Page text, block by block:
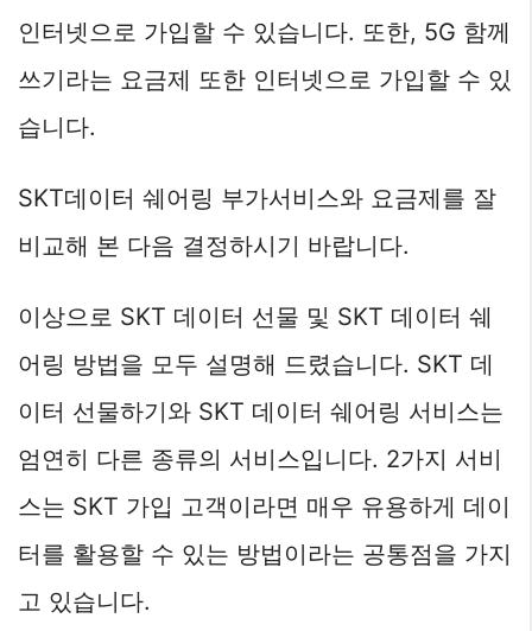
인터넷으로 가입할 수 있습니다. 또한, 5G 함께
쓰기라는 요금제 또한 인터넷으로 가입할 수 있
습니다.
SKT데이터 쉐어링 부가서비스와 요금제를 잘
비교해 본 다음 결정하시기 바랍니다.
이상으로 SKT 데이터 선물 및 SKT 데이터 쉐
어링 방법을 모두 설명해 드렸습니다. SKT 데
이터 선물하기와 SKT 데이터 쉐어링 서비스는
엄연히 다른 종류의 서비스입니다. 2가지 서비
스는 SKT 가입 고객이라면 매우 유용하게 데이
터를 활용할 수 있는 방법이라는 공통점을 가지
고 있습니다.